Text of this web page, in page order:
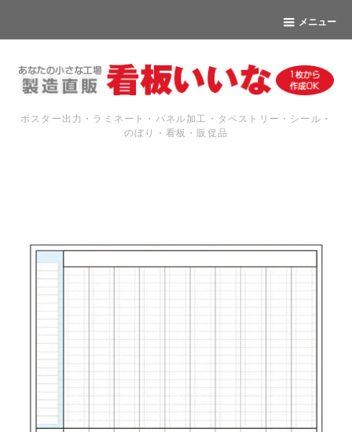
メニュー
ポスター出力・ラミネート・パネル加工・タペストリー・シール・
のぼり・看板・販促品